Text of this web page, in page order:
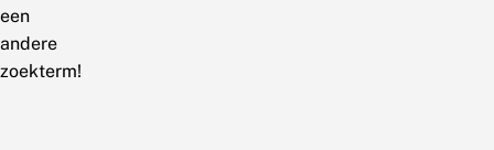
een
andere
zoekterm!